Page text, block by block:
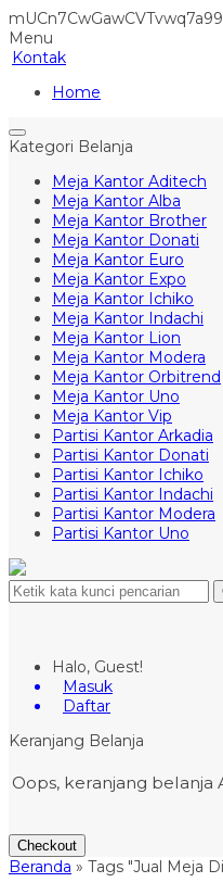
Menu
Kontak
Home
Kategori Belanja
Meja Kantor Aditech
Meja Kantor Alba
Meja Kantor Brother
Meja Kantor Donati
Meja Kantor Euro
Meja Kantor Expo
Meja Kantor Ichiko
Meja Kantor Indachi
Meja Kantor Lion
Meja Kantor Modera
Meja Kantor Orbitrend
Meja Kantor Uno
Meja Kantor Vip
Partisi Kantor Arkadia
Partisi Kantor Donati
Partisi Kantor Ichiko
Partisi Kantor Indachi
Partisi Kantor Modera
Partisi Kantor Uno
Halo, Guest!
Masuk
Daftar
Keranjang Belanja
Oops, keranjang belanja
Checkout
Beranda » Tags "Jual Meja